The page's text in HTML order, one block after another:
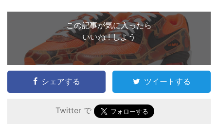
この記事が気に入ったら
いいね ! しよう
シェアする ツイートする
Twitter で